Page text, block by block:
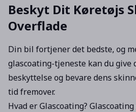
Beskyt Dit Køretøjs
Overflade
Din bil fortjener det bedste, og
glascoating-tjeneste kan du give
beskyttelse og bevare dens
tid fremover.
Hvad er Glascoating?